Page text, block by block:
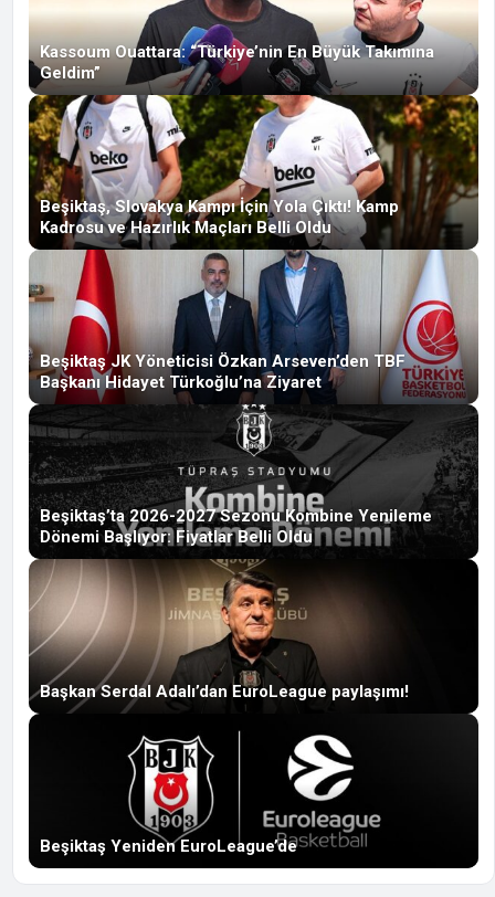
Kassoum Ouattara: “Türkiye’nin En Büyük Takımına
Geldim”
Beşiktaş, Slovakya Kampı İçin Yola Çıktı! Kamp
Kadrosu ve Hazırlık Maçları Belli Oldu
Beşiktaş JK Yöneticisi Özkan Arseven’den TBF
Başkanı Hidayet Türkoğlu’na Ziyaret
Beşiktaş’ta 2026-2027 Sezonu Kombine Yenileme
Dönemi Başlıyor: Fiyatlar Belli Oldu
Başkan Serdal Adalı’dan EuroLeague paylaşımı!
Beşiktaş Yeniden EuroLeague’de